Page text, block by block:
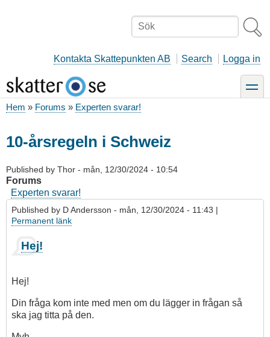
Sök
Kontakta Skattepunkten AB Search Logga in
toggle
Hem Forums Experten svarar!
10-årsregeln i Schweiz
Published by Thor - mån, 12/30/2024 - 10:54
Forums
Experten svarar!
Published by D Andersson - mån, 12/30/2024 - 11:43 |
Permanent länk
Hej!
Hej!
Din fråga kom inte med men om du lägger in frågan så
ska jag titta på den.